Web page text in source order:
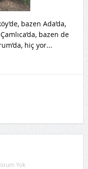
bazen Ada’da,
bazen de
hiç yor...
Yok